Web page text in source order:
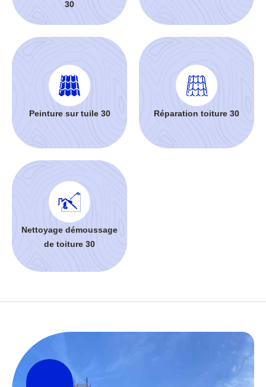
30
Peinture sur tuile 30 Réparation toiture 30
Nettoyage démoussage
de toiture 30